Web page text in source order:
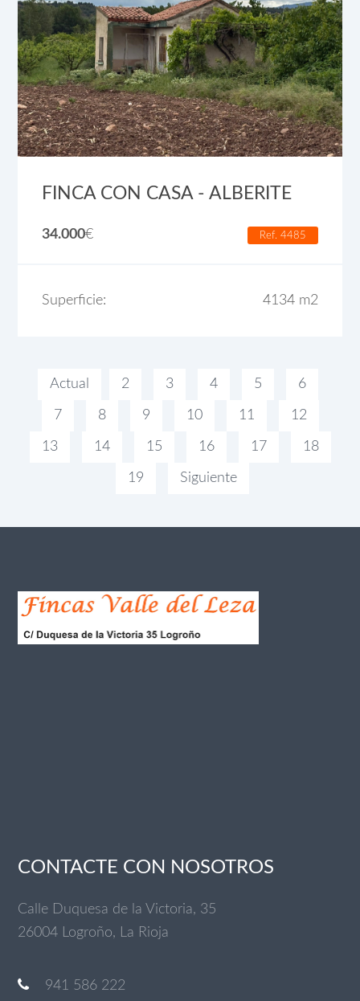
FINCA CON CASA - ALBERITE
34.000€ Ref. 4485
Superficie: 4134 m2
Actual 2 3 4 5 6
7 8 9 10 11 12
13 14 15 16 17 18
19 Siguiente
CONTACTE CON NOSOTROS
Calle Duquesa de la Victoria, 35
26004 Logroño, La Rioja
941 586 222